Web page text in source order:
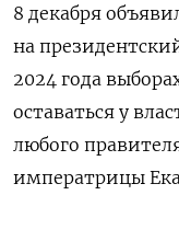
8 декабря
на
2024 года
оставаться у
любого
императрицы